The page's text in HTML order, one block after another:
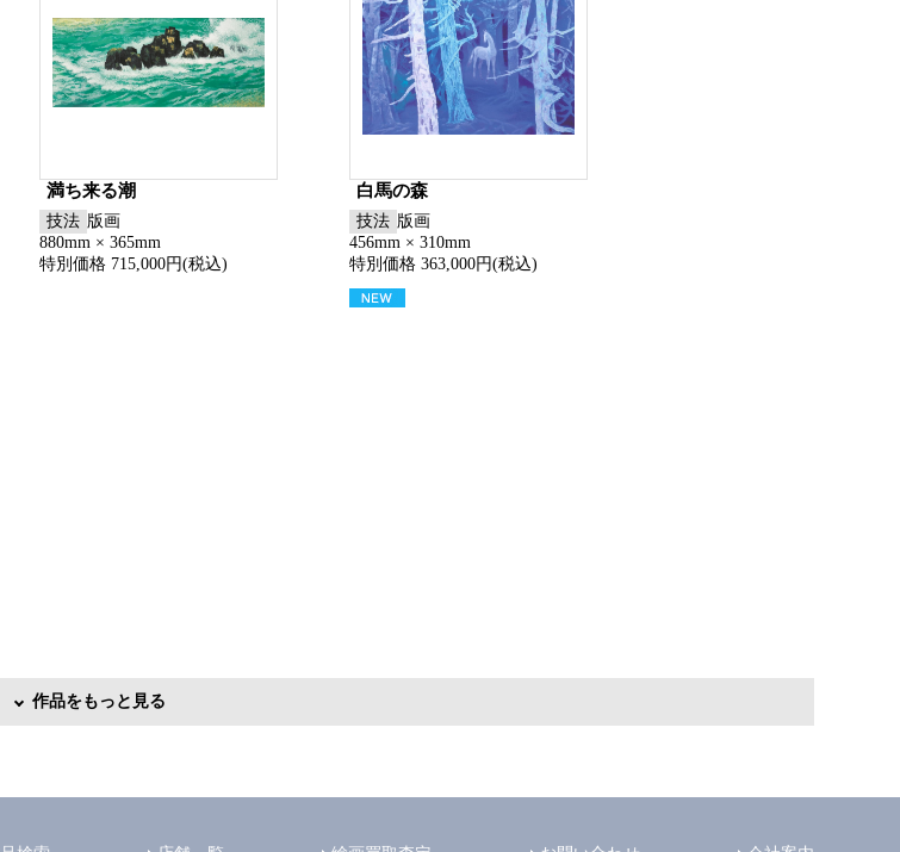
満ち来る潮
技法 版画
880mm × 365mm
特別価格 715,000円(税込)
白馬の森
技法 版画
456mm × 310mm
特別価格 363,000円(税込)
作品をもっと見る